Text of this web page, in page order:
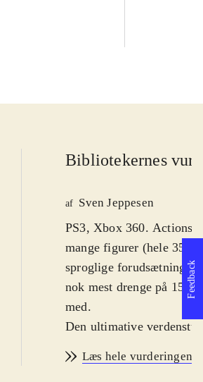
Bibliotekernes
af Sven Jeppesen
PS3, Xbox 360.
mange figurer (hele 35).
sproglige forudsætninger
nok mest drenge på 15-
med.
Den ultimative
udfald mod forskellige
Læs hele vurderingen
Feedback